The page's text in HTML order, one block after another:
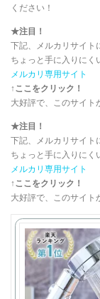
ください！
★注目！
下記、メルカリサイト
ちょっと手に入りにく
メルカリ専用サイト
↑ここをクリック！
大好評で、このサイト
★注目！
下記、メルカリサイト
ちょっと手に入りにく
メルカリ専用サイト
↑ここをクリック！
大好評で、このサイト